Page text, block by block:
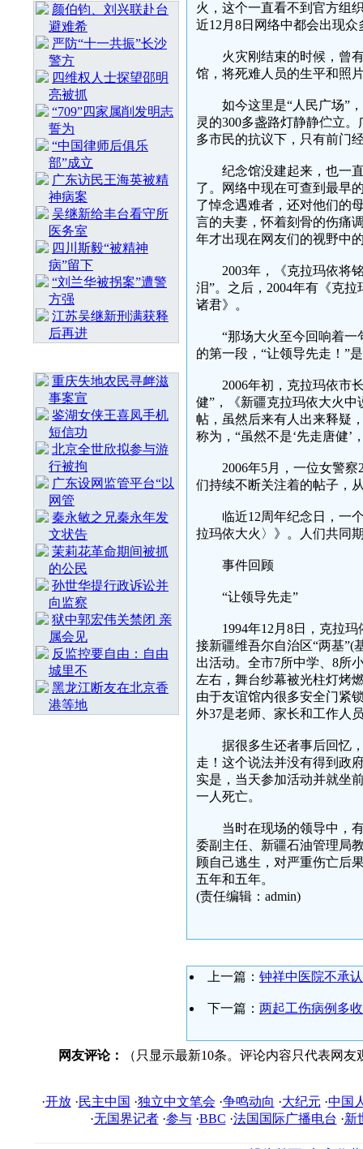
颜伯钧、刘兴联赴台
避难希
严防“十一共振”长沙
警方
四维权人士探望邵明
亮被抓
“709”四家属削发明志
誓为
“中国律师后俱乐
部”成立
广东访民王海英被精
神病案
吴继新给丰台看守所
医务室
四川斯毅“被精神
病”留下
“刘兰华被拐案”遭警
方强
江苏吴继新刑满获释
后再进
重庆失地农民寻衅滋
事案宣
鉴湖女侠王喜凤手机
短信功
北京全世欣拟参与游
行被拘
广东设网监管平台“以
网管
秦永敏之兄秦永年发
文状告
茉莉花革命期间被抓
的公民
孙世华提行政诉讼并
向监察
狱中郭宏伟关禁闭 亲
属会见
反监控要自由：自由
城里不
黑龙江断友在北京香
港等地
火，这个一直看不到官方组
近12月8日网络中都会出现
火灾刚结束的时候，曾有
馆，将死难人员的生平和照
如今这里是“人民广场”，
灵的300多盏路灯静静伫立
多市民的抗议下，只有前门
纪念馆没建起来，也一直
了。网络中现在可查到最早
了悼念遇难者，还对他们的
言的夫妻，怀着刻骨的伤痛
年才出现在网友们的视野中
2003年，《克拉玛依将铭
泪”。之后，2004年有《克
诸君》。
“那场大火至今回响着一句
的第一段，“让领导先走！”
2006年初，克拉玛依市长
健”，《新疆克拉玛依大火
帖，虽然后来有人出来释疑
称为，“虽然不是‘先走唐健’
2006年5月，一位女警察
们持续不断关注着的帖子，
临近12周年纪念日，一个
拉玛依大火〉》。人们共同
事件回顾
“让领导先走”
1994年12月8日，克拉玛
接新疆维吾尔自治区“两基”(
出活动。全市7所中学、8所
左右，舞台纱幕被光柱灯烤
由于友谊馆内很多安全门紧
外37是老师、家长和工作人
据很多生还者事后回忆，
走！这个说法并没有得到政
实是，当天参加活动并就坐
一人死亡。
当时在现场的领导中，有
委副主任、新疆石油管理局
顾自己逃生，对严重伤亡后
五年和五年。
(责任编辑：admin)
上一篇： 钟祥中医院不承
下一篇： 两起工伤病例多
网友评论： （只显示最新10条。评论内容只代表网
·开放·民主中国 ·独立中文笔会 ·争鸣动向 ·大纪元 ·中国
·无国界记者·参与·BBC ·法国国际广播电台 ·新